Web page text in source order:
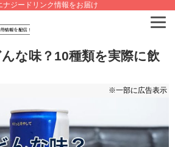
ジードリンク情報をお届け
な味？10種類を実際に飲
※一部に広告表示